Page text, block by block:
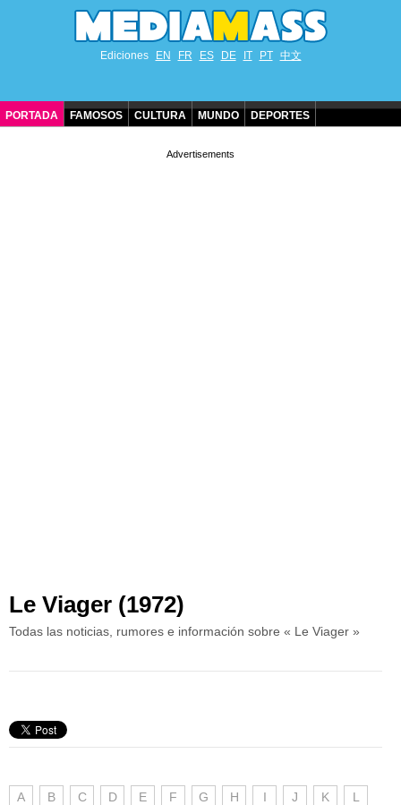
Ediciones EN FR ES DE IT PT 中文
PORTADA FAMOSOS CULTURA MUNDO DEPORTES
Le Viager (1972)
Todas las noticias, rumores e información sobre « Le Viager »
A B C D E F G H I J K L